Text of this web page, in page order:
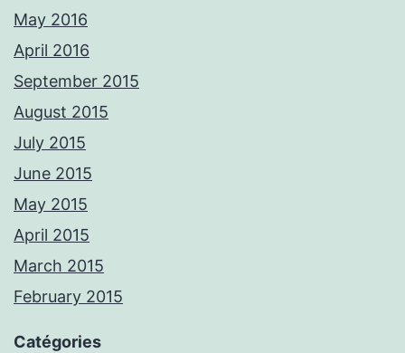
May 2016
April 2016
September 2015
August 2015
July 2015
June 2015
May 2015
April 2015
March 2015
February 2015
Catégories